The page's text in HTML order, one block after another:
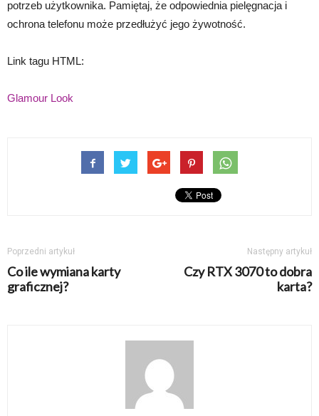
potrzeb użytkownika. Pamiętaj, że odpowiednia pielęgnacja i
ochrona telefonu może przedłużyć jego żywotność.
Link tagu HTML:
Glamour Look
Poprzedni artykuł
Co ile wymiana karty
graficznej?
Następny artykuł
Czy RTX 3070 to dobra
karta?